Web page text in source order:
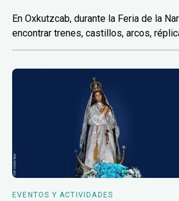
En Oxkutzcab, durante la Feria de la
encontrar trenes, castillos, arcos,
EVENTOS Y ACTIVIDADES